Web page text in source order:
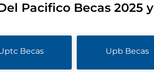
Pacifico Becas 2025 y
Becas Upb Becas